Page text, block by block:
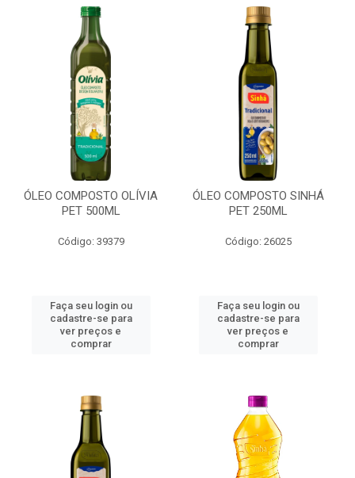
ÓLEO COMPOSTO OLÍVIA
PET 500ML
Código: 39379
Faça seu login ou
cadastre-se para
ver preços e
comprar
ÓLEO COMPOSTO SINHÁ
PET 250ML
Código: 26025
Faça seu login ou
cadastre-se para
ver preços e
comprar